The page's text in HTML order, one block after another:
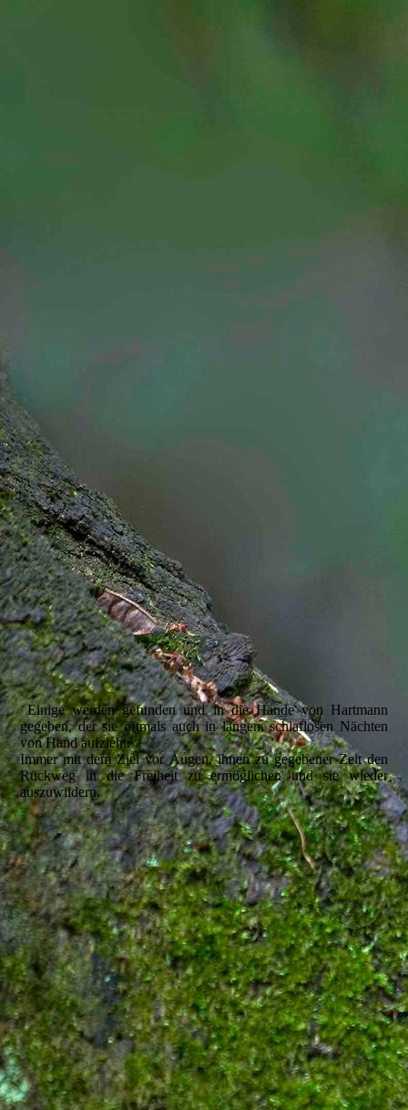
Einige werden gefunden und in die Hände von Hartmann
gegeben, der sie oftmals auch in langen, schlaflosen Nächten
von Hand aufzieht.
Immer mit dem Ziel vor Augen, ihnen zu gegebener Zeit den
Rückweg in die Freiheit zu ermöglichen und sie wieder
auszuwildern.